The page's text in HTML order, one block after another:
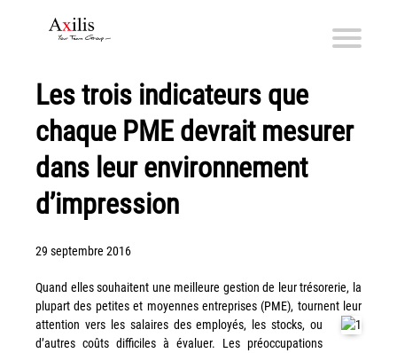
Axilis et ses engagements
Qui sommes-nous
Axilis s’engage
Solutions dématérialisation
Automatisation de factures fournisseurs
Numérisation des Notes de Frais
Sécurité et sauvegarde des données
Numérisation intelligente
Les trois indicateurs que
chaque PME devrait mesurer
dans leur environnement
d’impression
29 septembre 2016
Quand elles souhaitent une meilleure gestion de leur trésorerie, la
plupart des petites et moyennes entreprises (PME), tournent leur
attention vers les salaires desemployés, les stocks, ou
d’autres coûts difficiles à évaluer. Les préoccupations